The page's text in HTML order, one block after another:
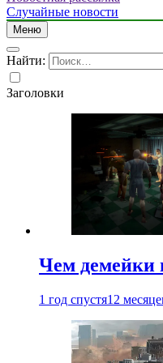
Случайные новости
Меню
Найти:
Заголовки
Чем демейки
1 год спустя12